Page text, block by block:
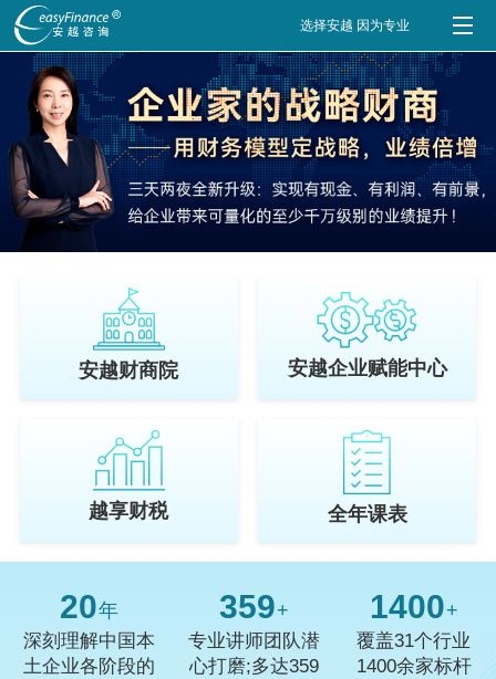
选择安越 因为专业
安越财商院 安越企业赋能中心
越享财税 全年课表
20年
深刻理解中国本
土企业各阶段的
359+
专业讲师团队潜
心打磨;多达359
1400+
覆盖31个行业
1400余家标杆